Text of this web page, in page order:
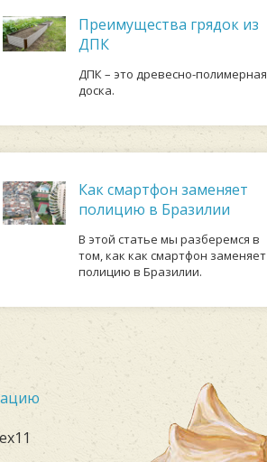
Преимущества грядок из
ДПК
ДПК – это древесно-полимерная
доска.
Как смартфон заменяет
полицию в Бразилии
В этой статье мы разберемся в
том, как как смартфон заменяет
полицию в Бразилии.